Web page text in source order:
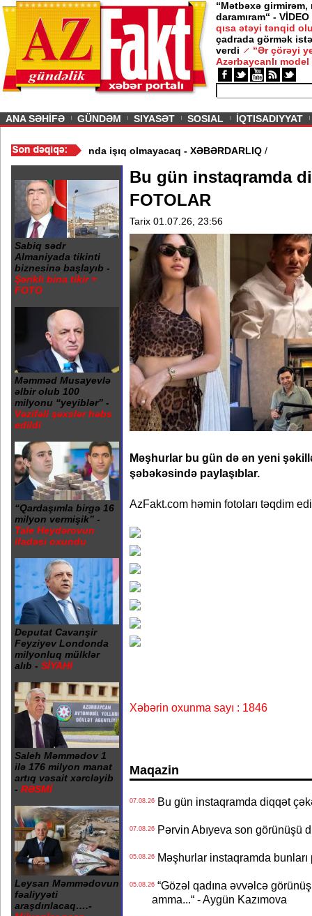
“Mətbəxə girmirəm,
daramıram“ - VİDEO
qısa ətəyi tənqid
çadrada görmək
verdi
“Ər çörəyi
Azərbaycanlı model
ANA SƏHİFƏ GÜNDƏM SIYASƏT SOSIAL İQTISADIYYAT
/ Bakının iki rayonunda işıq olmayacaq - XƏBƏRDARLIQ
Sabiq sədr
Almaniyada tikinti
biznesinə başlayıb -
Şərikli bina tikir +
FOTO
Məmməd Musayevlə
əlbir olub 100
milyonu “yeyiblər” -
Vəzifəli şəxslər həbs
edildi
“Qardaşımla birgə 16
milyon vermişik” -
Tale Heydərovun
ifadəsi oxundu
Deputat Cavanşir
Feyziyev Londonda
milyonluq mülklər
alıb - SİYAHI
Saleh Məmmədov 1
ilə 176 milyon manat
artıq vəsait xərcləyib
- RƏSMİ
Leysan Məmmədovun
fəaliyyəti
araşdırılacaq….-
Bu gün instaqramda
FOTOLAR
Tarix 01.07.26, 23:56
Məşhurlar bu gün də ən yeni
şəbəkəsində paylaşıblar.
AzFakt.com həmin fotoları təqdim
Xəbərin oxunma sayı : 1846
Maqazin
07.08.26Bu gün instaqramda diqqət
07.08.26Pərvin Abıyeva son görünüşü
05.08.26Məşhurlar instaqramda bunları
05.08.26“Gözəl qadına əvvəlcə
amma...“ - Aygün Kazımova